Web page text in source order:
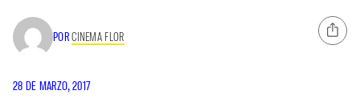
PORCINEMA FLOR
28 DE MARZO, 2017